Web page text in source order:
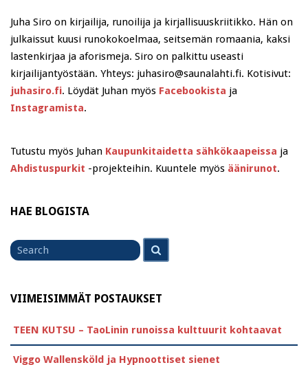
Juha Siro on kirjailija, runoilija ja kirjallisuuskriitikko. Hän on
julkaissut kuusi runokokoelmaa, seitsemän romaania, kaksi
lastenkirjaa ja aforismeja. Siro on palkittu useasti
kirjailijantyöstään. Yhteys: juhasiro@saunalahti.fi. Kotisivut:
juhasiro.fi. Löydät Juhan myös Facebookista ja
Instagramista.
Tutustu myös Juhan Kaupunkitaidetta sähkökaapeissa ja
Ahdistuspurkit -projekteihin. Kuuntele myös äänirunot.
HAE BLOGISTA
Search
for
VIIMEISIMMÄT POSTAUKSET
TEEN KUTSU – TaoLinin runoissa kulttuurit kohtaavat
Viggo Wallensköld ja Hypnoottiset sienet